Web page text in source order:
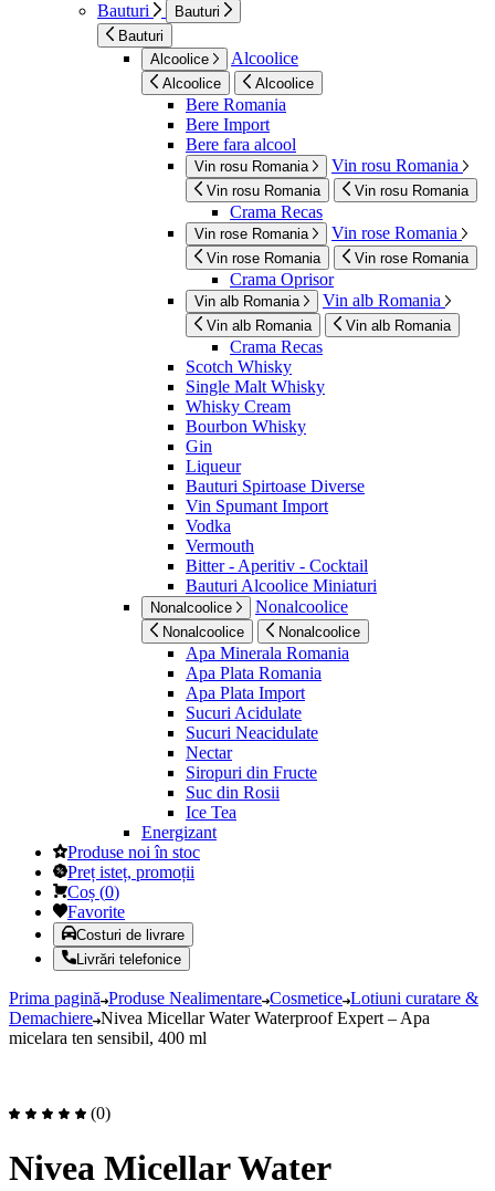
Bauturi
Bauturi
Bauturi
Alcoolice
Alcoolice
Alcoolice Alcoolice
Bere Romania
Bere Import
Bere fara alcool
Vin rosu Romania Vin rosu Romania
Vin rosu Romania Vin rosu Romania
Crama Recas
Vin rose Romania Vin rose Romania
Vin rose Romania Vin rose Romania
Crama Oprisor
Vin alb Romania Vin alb Romania
Vin alb Romania Vin alb Romania
Crama Recas
Scotch Whisky
Single Malt Whisky
Whisky Cream
Bourbon Whisky
Gin
Liqueur
Bauturi Spirtoase Diverse
Vin Spumant Import
Vodka
Vermouth
Bitter - Aperitiv - Cocktail
Bauturi Alcoolice Miniaturi
Nonalcoolice Nonalcoolice
Nonalcoolice Nonalcoolice
Apa Minerala Romania
Apa Plata Romania
Apa Plata Import
Sucuri Acidulate
Sucuri Neacidulate
Nectar
Siropuri din Fructe
Suc din Rosii
Ice Tea
Energizant
Produse noi în stoc
Preț isteț, promoții
Coș (0)
Favorite
Costuri de livrare
Livrări telefonice
Prima pagină Produse Nealimentare Cosmetice Lotiuni curatare &
Demachiere Nivea Micellar Water Waterproof Expert – Apa
micelara ten sensibil, 400 ml
(0)
Nivea Micellar Water